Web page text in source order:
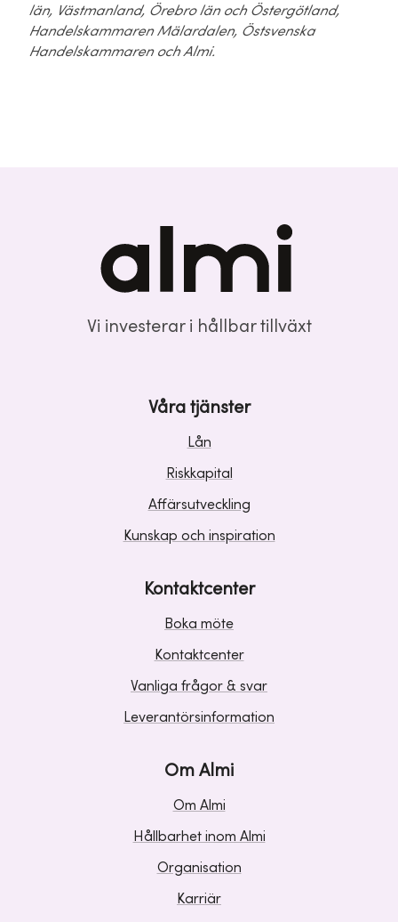
län, Västmanland, Örebro län och Östergötland,
Handelskammaren Mälardalen, Östsvenska
Handelskammaren och Almi.
Vi investerar i hållbar tillväxt
Våra tjänster
Lån
Riskkapital
Affärsutveckling
Kunskap och inspiration
Kontaktcenter
Boka möte
Kontaktcenter
Vanliga frågor & svar
Leverantörsinformation
Om Almi
Om Almi
Hållbarhet inom Almi
Organisation
Karriär